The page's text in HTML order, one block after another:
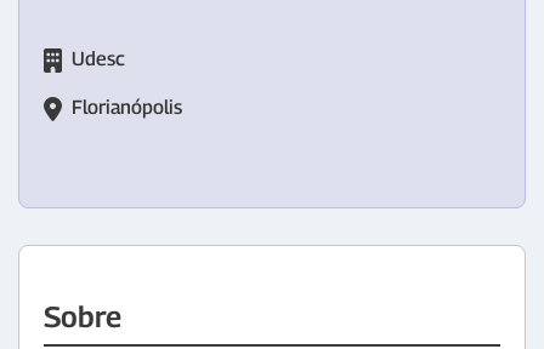
Udesc
Florianópolis
Sobre